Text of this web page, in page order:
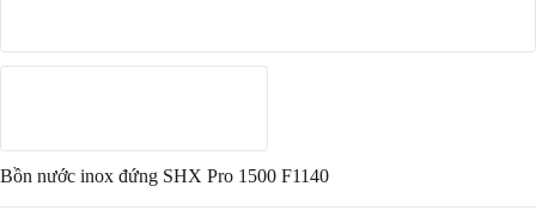
Bồn nước inox đứng SHX Pro 1500 F1140